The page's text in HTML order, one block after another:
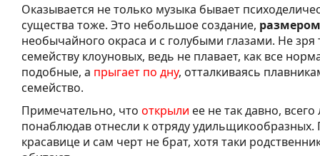
Оказывается не только музыка бывает
существа тоже. Это небольшое создание,
необычайного окраса и с голубыми глазами. Не зря
семейству клоуновых, ведь не плавает, как все
подобные, а прыгает по дну, отталкиваясь
семейство.
Примечательно, что открыли ее не так давно,
понаблюдав отнесли к отряду удильщикообразных.
красавице и сам черт не брат, хотя таки